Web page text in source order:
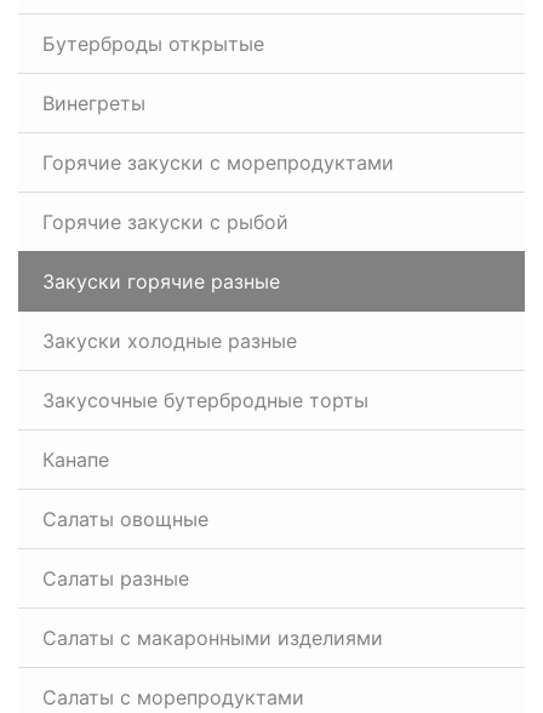
Бутерброды открытые
Винегреты
Горячие закуски с морепродуктами
Горячие закуски с рыбой
Закуски горячие разные
Закуски холодные разные
Закусочные бутербродные торты
Канапе
Салаты овощные
Салаты разные
Салаты с макаронными изделиями
Салаты с морепродуктами